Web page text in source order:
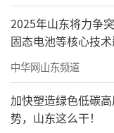
排，既体现了
一要求，又发
根据校车安排
分课节进行调整
2025年山东将力争
固态电池等核心技
中华网山东频道
加快塑造绿色低碳
势，山东这么干！